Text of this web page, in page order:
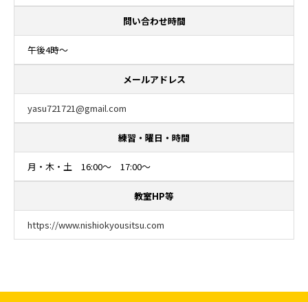
問い合わせ時間
午後4時～
メールアドレス
yasu721721@gmail.com
練習・曜日・時間
月・木・土 16:00～ 17:00～
教室HP等
https://www.nishiokyousitsu.com